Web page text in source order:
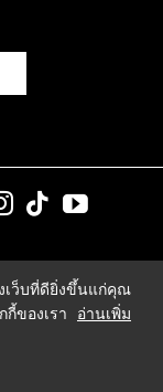
เว็บที่ดียิ่งขึ้นแก่คุณ
ของเรา
อ่านเพิ่ม